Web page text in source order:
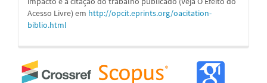
Acesso Livre) em http://opcit.eprints.org/oacitation-
biblio.html